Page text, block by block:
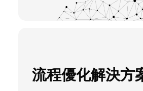
流程優化解決方